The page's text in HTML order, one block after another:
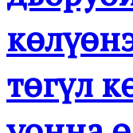
төгүл